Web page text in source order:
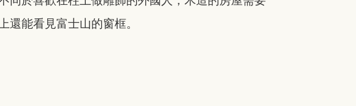
能看見富士山的窗框。